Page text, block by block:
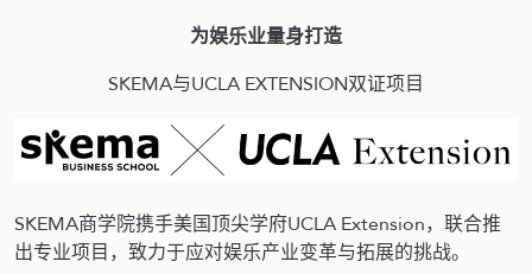
为娱乐业量身打造
SKEMA与UCLA EXTENSION双证项目
SKEMA商学院携手美国顶尖学府UCLA Extension，联合推
出专业项目，致力于应对娱乐产业变革与拓展的挑战。